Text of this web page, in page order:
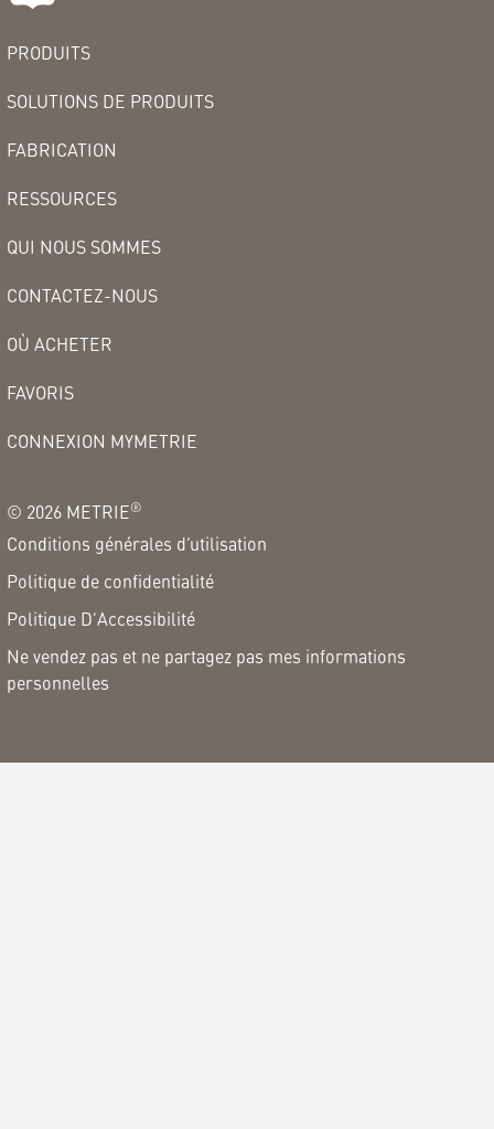
PRODUITS
SOLUTIONS DE PRODUITS
FABRICATION
RESSOURCES
QUI NOUS SOMMES
CONTACTEZ-NOUS
OÙ ACHETER
FAVORIS
CONNEXION MYMETRIE
© 2026 METRIE®
Conditions générales d’utilisation
Politique de confidentialité
Politique D'Accessibilité
Ne vendez pas et ne partagez pas mes informations
personnelles